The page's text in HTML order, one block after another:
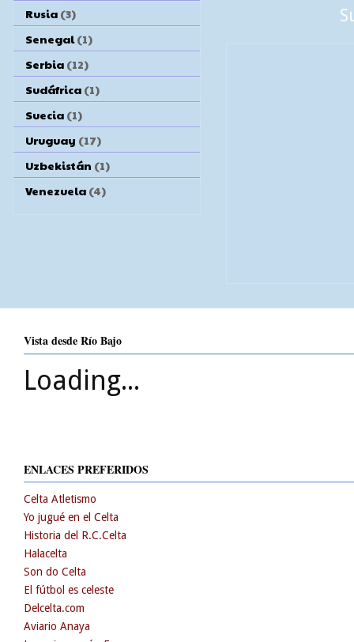
Rusia (3)
Senegal (1)
Serbia (12)
Sudáfrica (1)
Suecia (1)
Uruguay (17)
Uzbekistán (1)
Venezuela (4)
Vista desde Río Bajo
Loading...
ENLACES PREFERIDOS
Celta Atletismo
Yo jugué en el Celta
Historia del R.C.Celta
Halacelta
Son do Celta
El fútbol es celeste
Delcelta.com
Aviario Anaya